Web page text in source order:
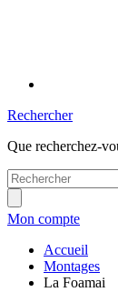
Rechercher
Que recherchez-
Mon compte
Accueil
Montages
La Foamai